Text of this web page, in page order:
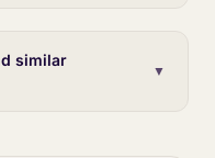
similar
▼